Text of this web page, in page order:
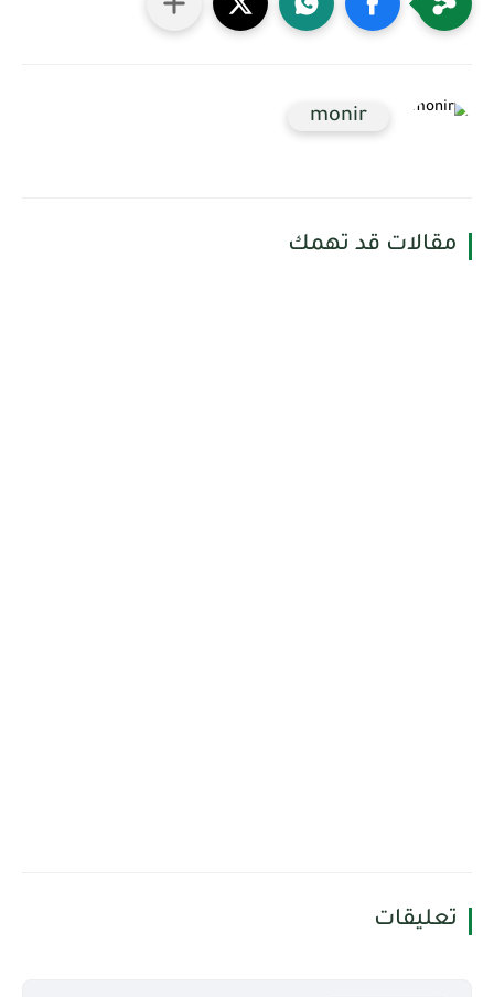
monir
مقالات قد تهمك
تعليقات